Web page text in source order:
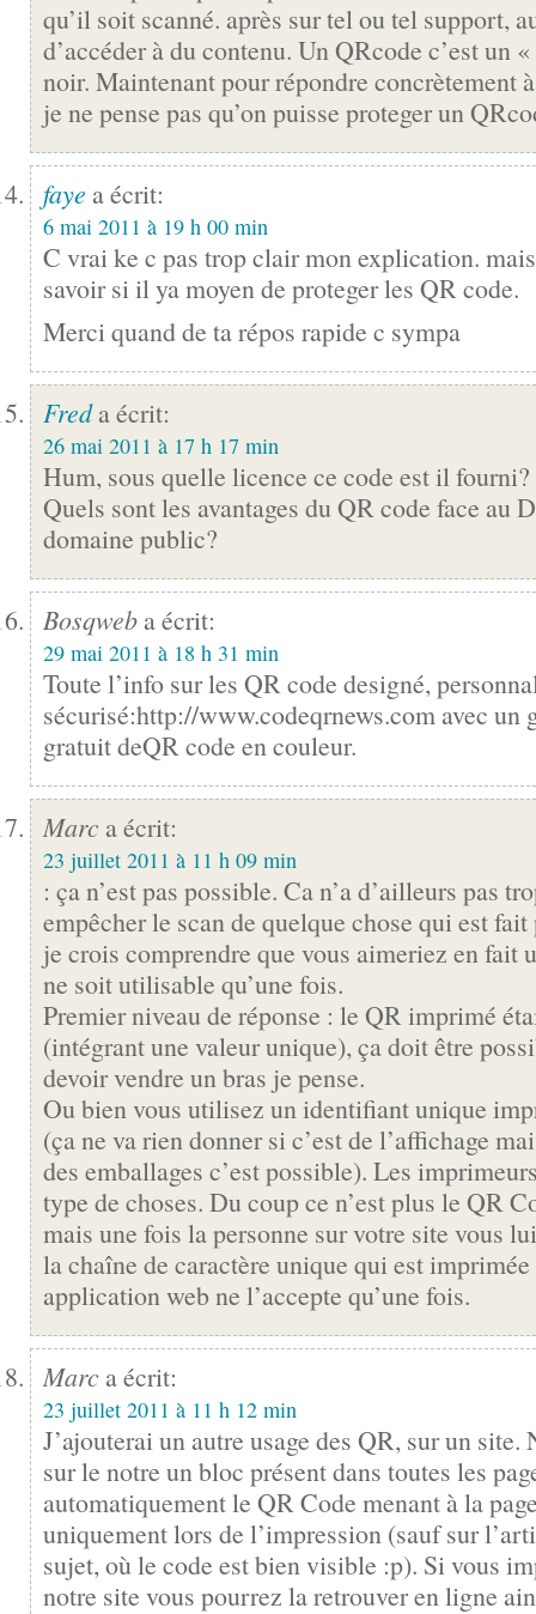
qu’il soit scanné. après sur tel ou tel support,
d’accéder à du contenu. Un QRcode c’est un
noir. Maintenant pour répondre concrètement
je ne pense pas qu’on puisse proteger un
faye a écrit:
6 mai 2011 à 19 h 00 min
C vrai ke c pas trop clair mon explication.
savoir si il ya moyen de proteger les QR code.
Merci quand de ta répos rapide c sympa
Freda écrit:
26 mai 2011 à 17 h 17 min
Hum, sous quelle licence ce code est il fourni?
Quels sont les avantages du QR code face au
domaine public?
Bosqweb a écrit:
29 mai 2011 à 18 h 31 min
Toute l’info sur les QR code designé,
sécurisé:http://www.codeqrnews.com avec un
gratuit deQR code en couleur.
Marc a écrit:
23 juillet 2011 à 11 h 09 min
: ça n’est pas possible. Ca n’a d’ailleurs pas
empêcher le scan de quelque chose qui est
je crois comprendre que vous aimeriez en fait
ne soit utilisable qu’une fois.
Premier niveau de réponse : le QR imprimé
(intégrant une valeur unique), ça doit être
devoir vendre un bras je pense.
Ou bien vous utilisez un identifiant unique
(ça ne va rien donner si c’est de l’affichage
des emballages c’est possible). Les
type de choses. Du coup ce n’est plus le QR
mais une fois la personne sur votre site vous
la chaîne de caractère unique qui est
application web ne l’accepte qu’une fois.
Marc a écrit:
23 juillet 2011 à 11 h 12 min
J’ajouterai un autre usage des QR, sur un site.
sur le notre un bloc présent dans toutes les
automatiquement le QR Code menant à la
uniquement lors de l’impression (sauf sur
sujet, où le code est bien visible :p). Si vous
notre site vous pourrez la retrouver en ligne